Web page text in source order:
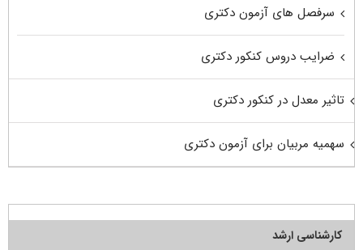
سرفصل های آزمون دکتری
ضرایب دروس کنکور دکتری
تاثیر معدل در کنکور دکتری
سهمیه مربیان برای آزمون دکتری
کارشناسی ارشد